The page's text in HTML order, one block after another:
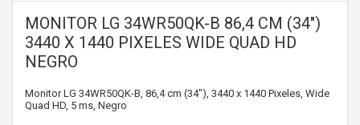
MONITOR LG 34WR50QK-B 86,4 CM (34")
3440 X 1440 PIXELES WIDE QUAD HD
NEGRO
Monitor LG 34WR50QK-B, 86,4 cm (34"), 3440 x 1440 Pixeles, Wide
Quad HD, 5 ms, Negro